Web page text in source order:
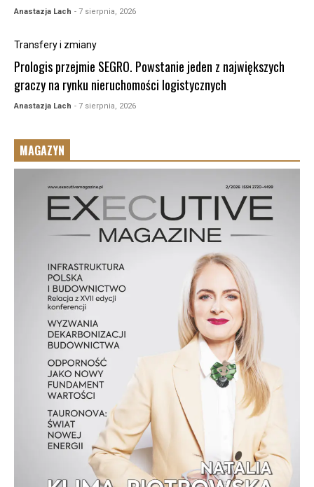
Anastazja Lach - 7 sierpnia, 2026
Transfery i zmiany
Prologis przejmie SEGRO. Powstanie jeden z największych
graczy na rynku nieruchomości logistycznych
Anastazja Lach - 7 sierpnia, 2026
MAGAZYN